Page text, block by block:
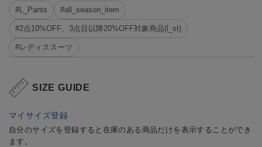
#L_Pants
#all_season_item
#2点10%OFF、3点目以降20%OFF対象商品(l_st)
#レディススーツ
SIZE GUIDE
マイサイズ登録
自分のサイズを登録すると在庫のある商品だけを表示することができ
ます。